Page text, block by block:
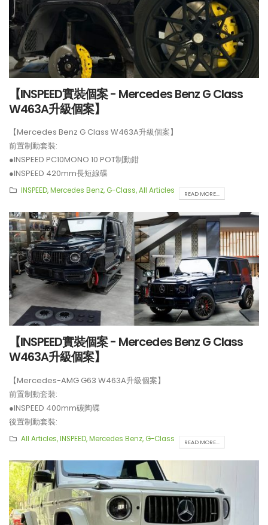
【INSPEED實裝個案 - Mercedes Benz G Class
W463A升級個案】
【Mercedes Benz G Class W463A升級個案】
前置制動套裝:
●INSPEED PC10MONO 10 POT制動鉗
●INSPEED 420mm長短線碟
後置制動套裝:
●INSPEED 410mm長短線碟
●BELFE EPB 電子手剎
**制動套裝適用於21吋或以上車鈴安裝。
INSPEED,Mercedes Benz, G-Class,All Articles READ MORE...
【INSPEED實裝個案 - Mercedes Benz G Class
W463A升級個案】
【Mercedes-AMG G63 W463A升級個案】
前置制動套裝:
●INSPEED 400mm碳陶碟
後置制動套裝:
●INSPEED 370mm碳陶碟
All Articles,INSPEED,Mercedes Benz, G-Class READ MORE...